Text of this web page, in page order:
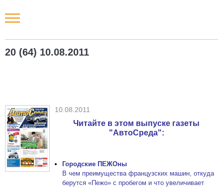
20 (64) 10.08.2011
10.08.2011
Читайте в этом выпуске газеты
"АвтоСреда":
Городские ПЕЖОны
В чем преимущества французских машин, откуда
берутся «Пежо» с пробегом и что увеличивает
Новости РФ
Наши мероприятия
Статьи